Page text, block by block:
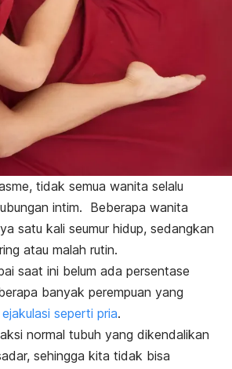
tidak semua wanita selalu
intim. Beberapa wanita
satu kali seumur hidup, sedangkan
atau malah rutin.
saat ini belum ada persentase
banyak perempuan yang
ejakulasi seperti pria.
normal tubuh yang dikendalikan
sehingga kita tidak bisa